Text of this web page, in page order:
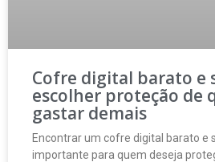
Cofre digital barato e
escolher proteção de
gastar demais
Encontrar um cofre digital barato e
importante para quem deseja